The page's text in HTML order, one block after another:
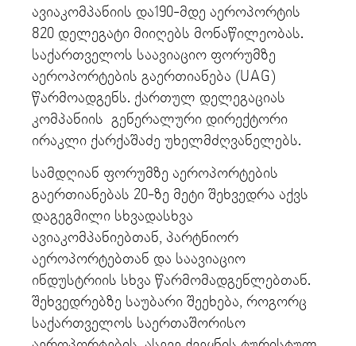
ავიაკომპანიის და190-მდე აეროპორტის
820 დელეგატი მიიღებს მონაწილეობას.
საქართველოს საავიაციო ფორუმზე
აეროპორტების გაერთიანება (UAG)
წარმოადგენს. ქართულ დელეგაციას
კომპანიის გენერალური დირექტორი
ირაკლი ქარქაშაძე უხელმძღვანელებს.
სამდღიან ფორუმზე აეროპორტების
გაერთიანებას 20-ზე მეტი შეხვედრა აქვს
დაგეგმილი სხვადასხვა
ავიაკომპანიებთან, პარტნიორ
აეროპორტებთან და საავიაციო
ინდუსტრიის სხვა წარმომადგენლებთან.
შეხვედრებზე საუბარი შეეხება, როგორც
საქართველოს საერთაშორისო